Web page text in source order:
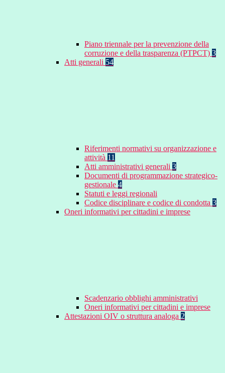
Piano triennale per la prevenzione della
corruzione e della trasparenza (PTPCT) 3
Atti generali 54
Riferimenti normativi su organizzazione e
attività 11
Atti amministrativi generali 3
Documenti di programmazione strategico-
gestionale 4
Statuti e leggi regionali
Codice disciplinare e codice di condotta 3
Oneri informativi per cittadini e imprese
Scadenzario obblighi amministrativi
Oneri informativi per cittadini e imprese
Attestazioni OIV o struttura analoga 2